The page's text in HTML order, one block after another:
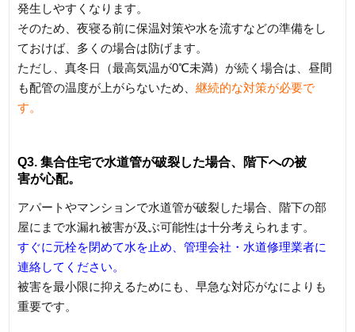
発生しやすくなります。
そのため、夜寝る前に保温対策や水を流すなどの準備をし
ておけば、多くの場合は防げます。
ただし、真冬日（最高気温が0℃未満）が続く場合は、昼間
も配管の温度が上がらないため、継続的な対策が必要で
す。
Q3. 集合住宅で水道管が破裂した場合、階下への被
害が心配。
アパートやマンションで水道管が破裂した場合、階下の部
屋にまで水漏れ被害が及ぶ可能性は十分考えられます。
すぐに元栓を閉めて水を止め、管理会社・水道修理業者に
連絡してください。
被害を最小限に抑えるためにも、早急な対応がなによりも
重要です。